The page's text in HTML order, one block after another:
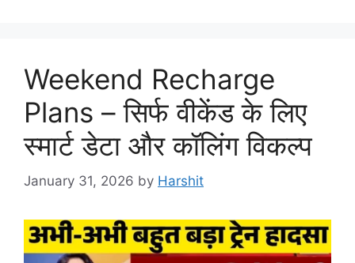
Weekend Recharge
Plans – सिर्फ वीकेंड के लिए
स्मार्ट डेटा और कॉलिंग विकल्प
January 31, 2026 by Harshit